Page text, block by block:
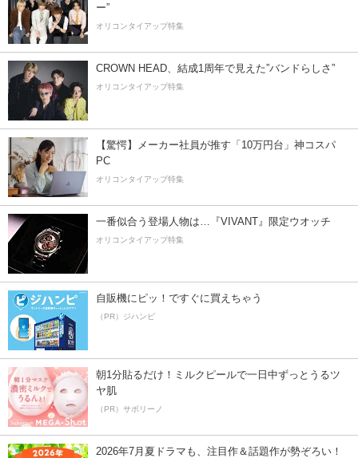
ー”
オリコンタイアップ特集
CROWN HEAD、結成1周年で見えた”バンドらしさ”
オリコンタイアップ特集
【驚愕】メーカー社員が推す「10万円台」神コスパ
PC
オリコンタイアップ特集
一番似合う登場人物は…『VIVANT』限定ウオッチ
オリコンタイアップ特集
自販機にピッ！ですぐに買えちゃう
（PR）ジハンピ
朝1分貼るだけ！ミルクピールで一日中ずっとうるツ
ヤ肌
（PR）サボリーノ
2026年7月夏ドラマも、注目作＆話題作が勢ぞろい！